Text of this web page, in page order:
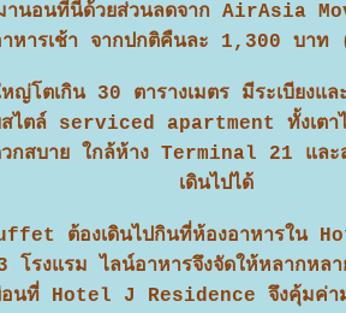
านอนที่นี่ด้วยส่วนลดจาก AirAsia
าหารเช้า จากปกติคืนละ 1,300 บ
โตเกิน 30 ตารางเมตร มีระเบียงแล
สไตล์ serviced apartment ทั้งเตาไ
วกสบาย ใกล้ห้าง Terminal 21 และ
เดินไปได้
ต้องเดินไปกินที่ห้องอาหารใน
โรงแรม ไลน์อาหารจึงจัดให้หลากหล
อนที่ Hotel J Residence จึงคุ้มค่า